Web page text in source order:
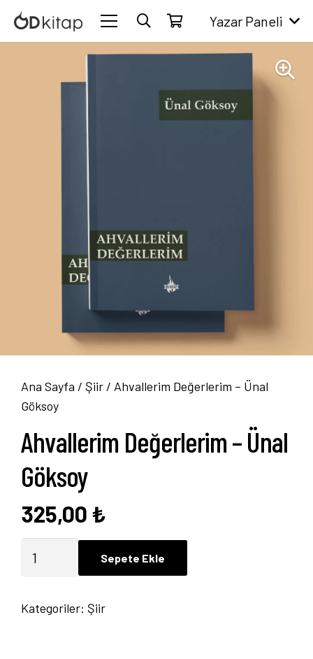
Yazar Paneli
Ana Sayfa / Şiir / Ahvallerim Değerlerim – Ünal
Göksoy
Ahvallerim Değerlerim – Ünal
Göksoy
325,00 ₺
Değerlerim
Ünal
Sepete Ekle
Kategoriler: Şiir